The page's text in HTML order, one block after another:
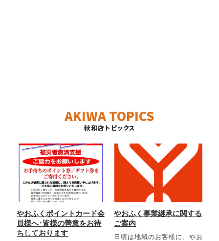
AKIWA TOPICS
秋和店トピックス
やおふくポイントカード会
員様へ･皆様の善意をお待
ちしております
やおふく事業継承に関する
ご案内
日頃は地域のお客様に、やお